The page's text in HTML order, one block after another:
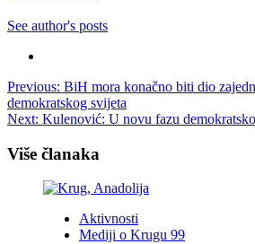
See author's posts
Post
navigation
Previous: BiH mora konačno biti dio
demokratskog svijeta
Next: Kulenović: U novu fazu
Više članaka
Aktivnosti
Mediji o Krugu 99